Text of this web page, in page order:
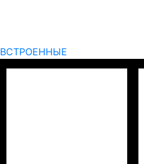
ВСТРОЕННЫЕ